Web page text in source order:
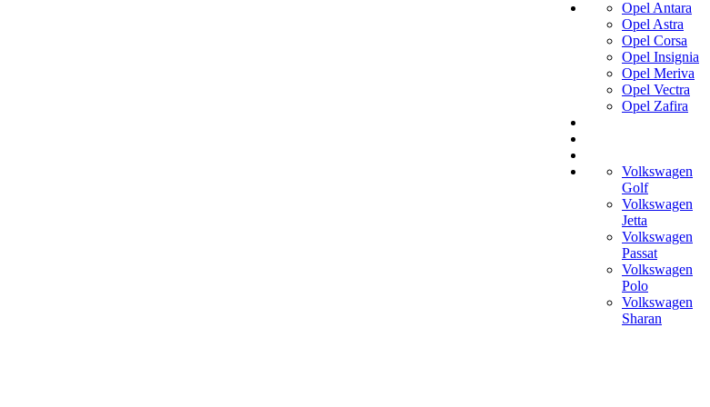
Opel Antara
Opel Astra
Opel Corsa
Opel Insignia
Opel Meriva
Opel Vectra
Opel Zafira
Volkswagen
Golf
Volkswagen
Jetta
Volkswagen
Passat
Volkswagen
Polo
Volkswagen
Sharan